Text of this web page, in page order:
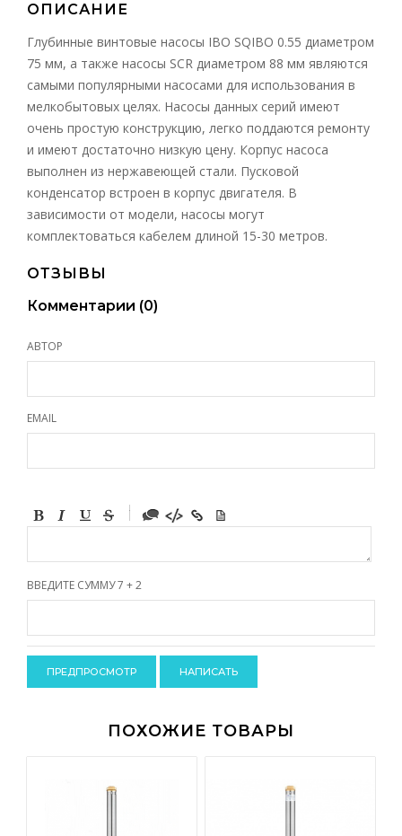
ОПИСАНИЕ
Глубинные винтовые насосы IBO SQIBO 0.55 диаметром
75 мм, а также насосы SCR диаметром 88 мм являются
самыми популярными насосами для использования в
мелкобытовых целях. Насосы данных серий имеют
очень простую конструкцию, легко поддаются ремонту
и имеют достаточно низкую цену. Корпус насоса
выполнен из нержавеющей стали. Пусковой
конденсатор встроен в корпус двигателя. В
зависимости от модели, насосы могут
комплектоваться кабелем длиной 15-30 метров.
ОТЗЫВЫ
Комментарии (0)
АВТОР
EMAIL
-
-
-
-
-
-
ВВЕДИТЕ СУММУ 7 + 2
ПОХОЖИЕ ТОВАРЫ